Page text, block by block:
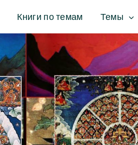
Книги по темам Темы